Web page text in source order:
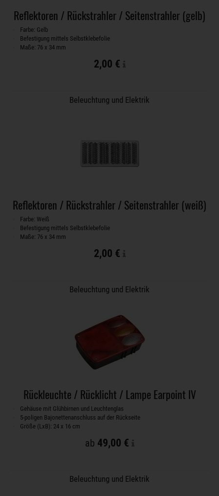
Reflektoren / Rückstrahler / Seitenstrahler (gelb)
Farbe: Gelb
Befestigung mittels Selbstklebefolie
Maße: 76 x 34 mm
2,00 €
Beleuchtung und Elektrik
Reflektoren / Rückstrahler / Seitenstrahler (weiß)
Farbe: Weiß
Befestigung mittels Selbstklebefolie
Maße: 76 x 34 mm
2,00 €
Beleuchtung und Elektrik
Rückleuchte / Rücklicht / Lampe Earpoint IV
Gehäuse mit Glühbirnen und Leuchtenglas
5-poligen Bajonettenanschluss auf der Rückseite
Größe (LxB): 24 x 16 cm
ab 49,00 €
Beleuchtung und Elektrik